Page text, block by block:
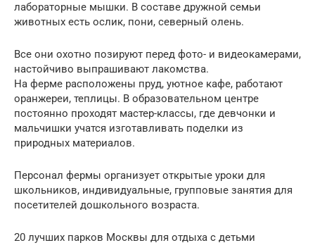
лабораторные мышки. В составе дружной семьи
животных есть ослик, пони, северный олень.
Все они охотно позируют перед фото- и видеокамерами,
настойчиво выпрашивают лакомства.
На ферме расположены пруд, уютное кафе, работают
оранжереи, теплицы. В образовательном центре
постоянно проходят мастер-классы, где девчонки и
мальчишки учатся изготавливать поделки из
природных материалов.
Персонал фермы организует открытые уроки для
школьников, индивидуальные, групповые занятия для
посетителей дошкольного возраста.
20 лучших парков Москвы для отдыха с детьми